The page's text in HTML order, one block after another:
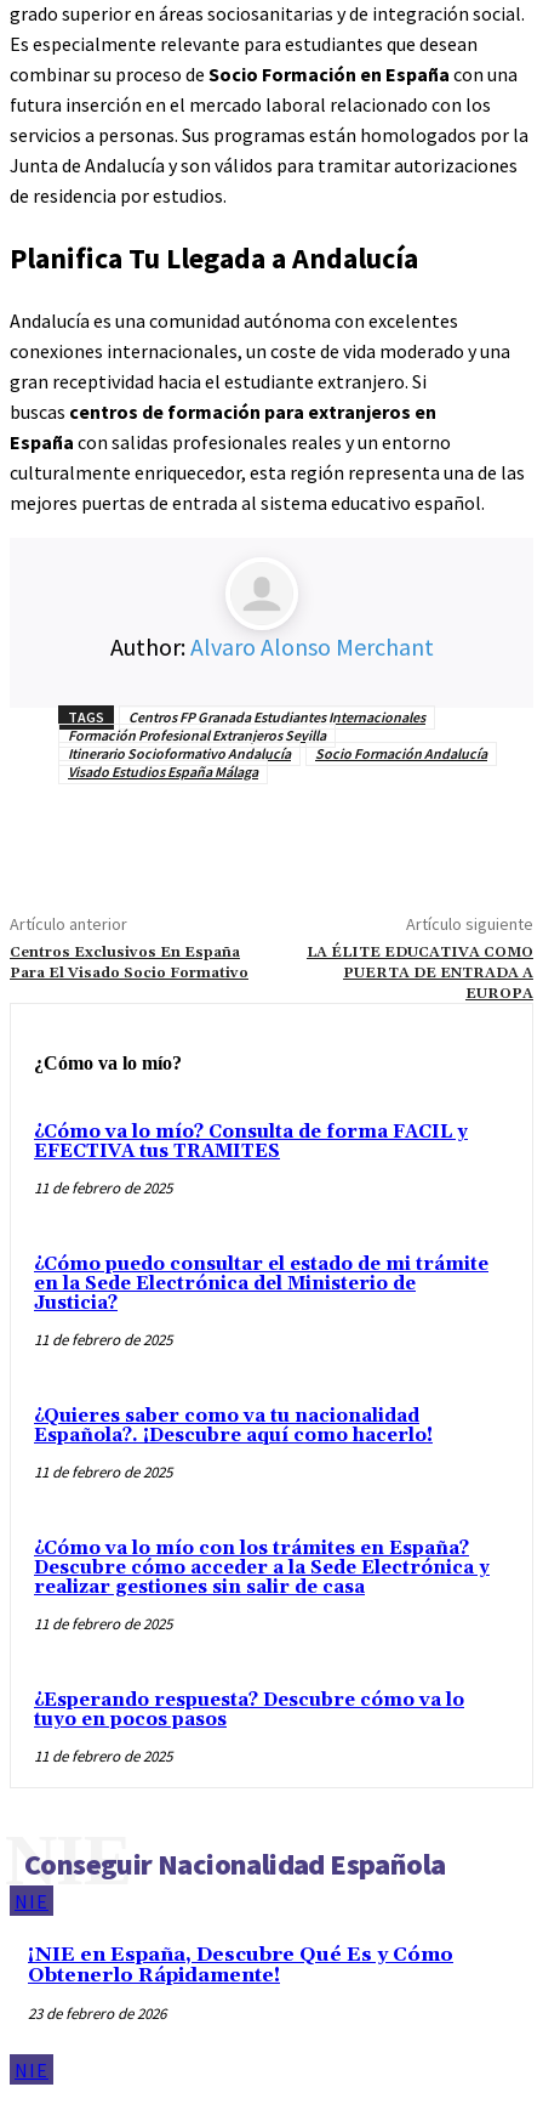
grado superior en áreas sociosanitarias y de integración social.
Es especialmente relevante para estudiantes que desean
combinar su proceso de Socio Formación en España con una
futura inserción en el mercado laboral relacionado con los
servicios a personas. Sus programas están homologados por la
Junta de Andalucía y son válidos para tramitar autorizaciones
de residencia por estudios.
Planifica Tu Llegada a Andalucía
Andalucía es una comunidad autónoma con excelentes
conexiones internacionales, un coste de vida moderado y una
gran receptividad hacia el estudiante extranjero. Si
buscas centros de formación para extranjeros en
España con salidas profesionales reales y un entorno
culturalmente enriquecedor, esta región representa una de las
mejores puertas de entrada al sistema educativo español.
Author:Alvaro Alonso Merchant
TAGS
Centros FP Granada Estudiantes Internacionales
Formación Profesional Extranjeros Sevilla
Itinerario Socioformativo Andalucía
Socio Formación Andalucía
Visado Estudios España Málaga
Artículo anterior
Centros Exclusivos En España
Para El Visado Socio Formativo
Artículo siguiente
LA ÉLITE EDUCATIVA COMO
PUERTA DE ENTRADA A
EUROPA
¿Cómo va lo mío?
¿Cómo va lo mío? Consulta de forma FACIL y
EFECTIVA tus TRAMITES
11 de febrero de 2025
¿Cómo puedo consultar el estado de mi trámite
en la Sede Electrónica del Ministerio de
Justicia?
11 de febrero de 2025
¿Quieres saber como va tu nacionalidad
Española?. ¡Descubre aquí como hacerlo!
11 de febrero de 2025
¿Cómo va lo mío con los trámites en España?
Descubre cómo acceder a la Sede Electrónica y
realizar gestiones sin salir de casa
11 de febrero de 2025
¿Esperando respuesta? Descubre cómo va lo
tuyo en pocos pasos
11 de febrero de 2025
Conseguir Nacionalidad Española
NIE
NIE
¡NIE en España, Descubre Qué Es y Cómo
Obtenerlo Rápidamente!
23 de febrero de 2026
NIE